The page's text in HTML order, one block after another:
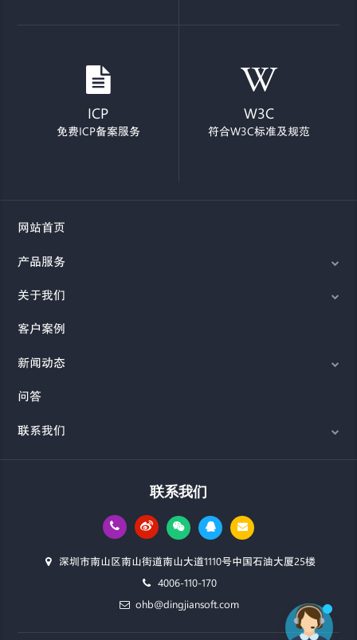
ICP
免费ICP备案服务
W3C
符合W3C标准及规范
网站首页
产品服务
关于我们
客户案例
新闻动态
问答
联系我们
联系我们
深圳市南山区南山街道南山大道1110号中国石油大厦25楼
4006-110-170
ohb@dingjiansoft.com